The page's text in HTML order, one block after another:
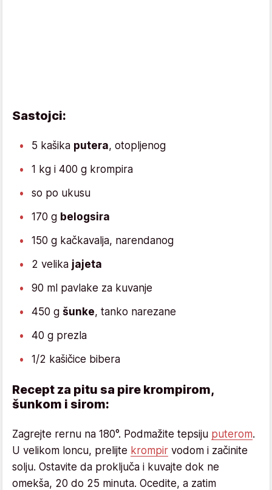
Sastojci:
5 kašika putera, otopljenog
1 kg i 400 g krompira
so po ukusu
170 g belogsira
150 g kačkavalja, narendanog
2 velika jajeta
90 ml pavlake za kuvanje
450 g šunke, tanko narezane
40 g prezla
1/2 kašičice bibera
Recept za pitu sa pire krompirom,
šunkom i sirom:
Zagrejte rernu na 180°. Podmažite tepsiju puterom.
U velikom loncu, prelijte krompir vodom i začinite
solju. Ostavite da proključa i kuvajte dok ne
omekša, 20 do 25 minuta. Ocedite, a zatim